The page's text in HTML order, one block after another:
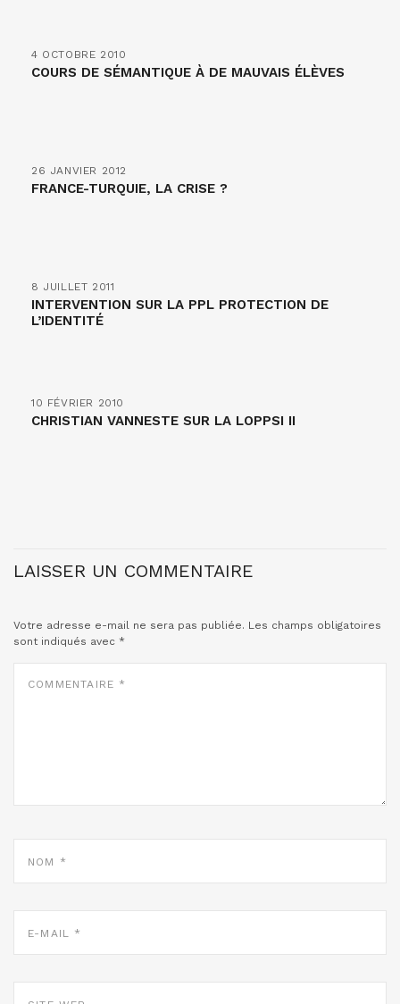
4 OCTOBRE 2010
COURS DE SÉMANTIQUE À DE MAUVAIS ÉLÈVES
26 JANVIER 2012
FRANCE-TURQUIE, LA CRISE ?
8 JUILLET 2011
INTERVENTION SUR LA PPL PROTECTION DE
L’IDENTITÉ
10 FÉVRIER 2010
CHRISTIAN VANNESTE SUR LA LOPPSI II
LAISSER UN COMMENTAIRE
Votre adresse e-mail ne sera pas publiée. Les champs obligatoires
sont indiqués avec *
MAIL
WEB